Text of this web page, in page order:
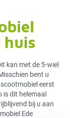
kan met de 5-wiel
bent u
eerst
dit helemaal
bij u aan
Ede